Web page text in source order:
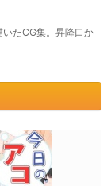
たCG集。昇降口か